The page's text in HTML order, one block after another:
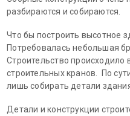
разбираются и собираются.
Что бы построить высотное
Потребовалась небольшая
Строительство
строительных кранов. По
лишь собирать детали
Детали и конструкции